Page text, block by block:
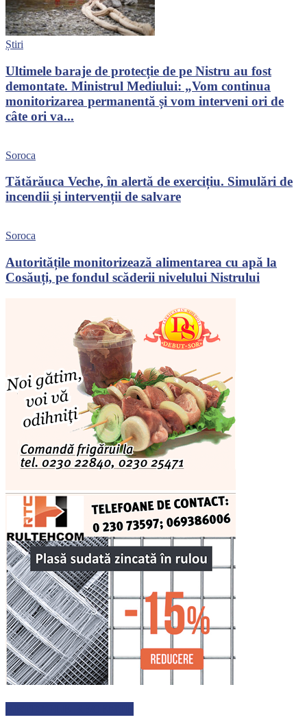
Știri
Ultimele baraje de protecție de pe Nistru au fost
demontate. Ministrul Mediului: „Vom continua
monitorizarea permanentă și vom interveni ori de
câte ori va...
Soroca
Tătărăuca Veche, în alertă de exercițiu. Simulări de
incendii și intervenții de salvare
Soroca
Autoritățile monitorizează alimentarea cu apă la
Cosăuți, pe fondul scăderii nivelului Nistrului